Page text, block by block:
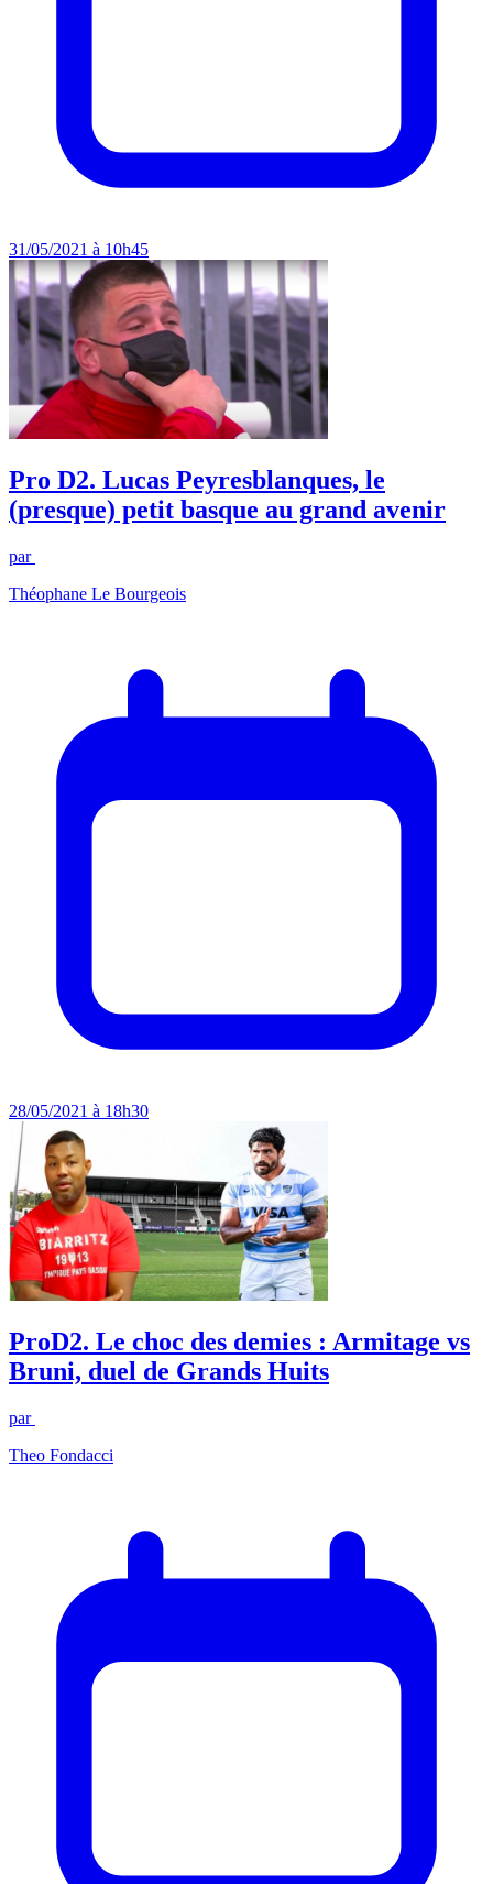
31/05/2021 à 10h45
Pro D2. Lucas Peyresblanques, le
(presque) petit basque au grand avenir
par
Théophane Le Bourgeois
28/05/2021 à 18h30
ProD2. Le choc des demies : Armitage vs
Bruni, duel de Grands Huits
par
Theo Fondacci